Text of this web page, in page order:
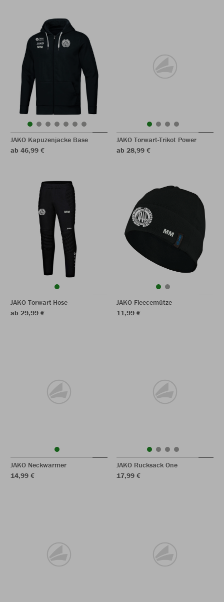
JAKO Kapuzenjacke Base
ab 46,99 €
JAKO Torwart-Trikot Power
ab 28,99 €
JAKO Torwart-Hose
ab 29,99 €
JAKO Fleecemütze
11,99 €
JAKO Neckwarmer
14,99 €
JAKO Rucksack One
17,99 €